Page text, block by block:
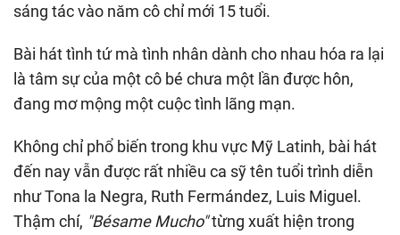
sáng tác vào năm cô chỉ mới 15 tuổi.
Bài hát tình tứ mà tình nhân dành cho nhau hóa ra lại
là tâm sự của một cô bé chưa một lần được hôn,
đang mơ mộng một cuộc tình lãng mạn.
Không chỉ phổ biến trong khu vực Mỹ Latinh, bài hát
đến nay vẫn được rất nhiều ca sỹ tên tuổi trình diễn
như Tona la Negra, Ruth Fermández, Luis Miguel.
Thậm chí, "Bésame Mucho"từng xuất hiện trong